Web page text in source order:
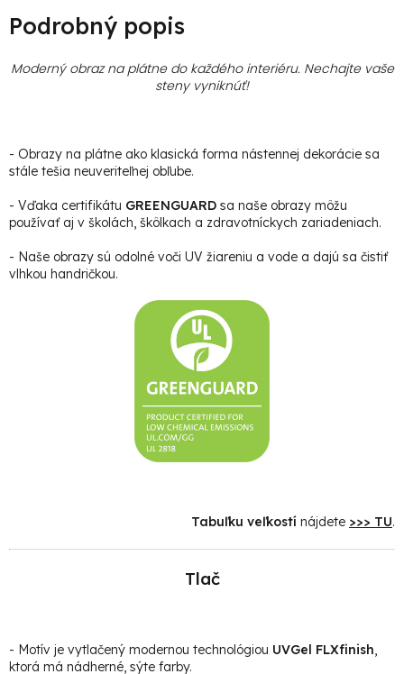
Podrobný popis
Moderný obraz na plátne do každého interiéru. Nechajte vaše
steny vyniknúť!
- Obrazy na plátne ako klasická forma nástennej dekorácie sa
stále tešia neuveriteľnej obľube.
- Vďaka certifikátu GREENGUARD sa naše obrazy môžu
používať aj v školách, škôlkach a zdravotníckych zariadeniach.
- Naše obrazy sú odolné voči UV žiareniu a vode a dajú sa čistiť
vlhkou handričkou.
Tabuľku veľkostí nájdete >>> TU.
Tlač
- Motív je vytlačený modernou technológiou UVGel FLXfinish,
ktorá má nádherné, sýte farby.